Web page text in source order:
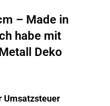
– Made in
habe mit
Deko
Umsatzsteuer